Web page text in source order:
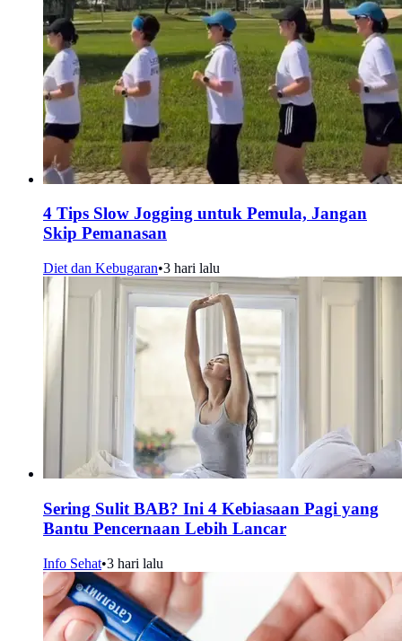
4 Tips Slow Jogging untuk Pemula, Jangan
Skip Pemanasan
Diet dan Kebugaran•3 hari lalu
Sering Sulit BAB? Ini 4 Kebiasaan Pagi yang
Bantu Pencernaan Lebih Lancar
Info Sehat•3 hari lalu